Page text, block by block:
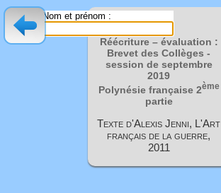
Nom et prénom :
Réécriture – évaluation :
Brevet des Collèges -
session de septembre
2019
Polynésie française 2ème
partie
Texte d'Alexis Jenni, L'Art
français de la guerre,
2011